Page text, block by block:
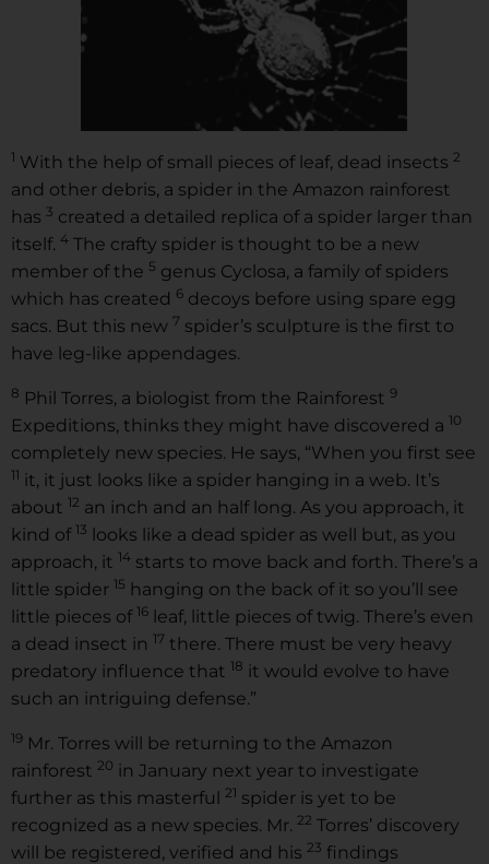
1 With the help of small pieces of leaf, dead insects 2
and other debris, a spider in the Amazon rainforest
has 3 created a detailed replica of a spider larger than
itself. 4 The crafty spider is thought to be a new
member of the 5 genus Cyclosa, a family of spiders
which has created 6 decoys before using spare egg
sacs. But this new 7 spider’s sculpture is the first to
have leg-like appendages.
8 Phil Torres, a biologist from the Rainforest 9
Expeditions, thinks they might have discovered a 10
completely new species. He says, “When you first see
11 it, it just looks like a spider hanging in a web. It’s
about 12 an inch and an half long. As you approach, it
kind of 13 looks like a dead spider as well but, as you
approach, it 14 starts to move back and forth. There’s a
little spider 15 hanging on the back of it so you’ll see
little pieces of 16 leaf, little pieces of twig. There’s even
a dead insect in 17 there. There must be very heavy
predatory influence that 18 it would evolve to have
such an intriguing defense.”
19 Mr. Torres will be returning to the Amazon
rainforest 20 in January next year to investigate
further as this masterful 21 spider is yet to be
recognized as a new species. Mr. 22 Torres’ discovery
will be registered, verified and his 23 findings